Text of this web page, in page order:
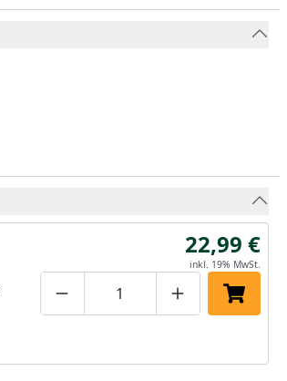
Produktmenge um eins
Produktmenge manuell
Produktmenge
In den
22,99 €
inkl. 19% MwSt.